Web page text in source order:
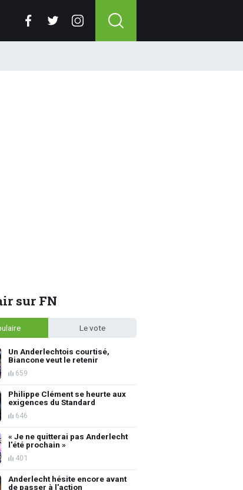
sur FN
Le vote
Un Anderlechtois courtisé,
Biancone veut le retenir
659
Philippe Clément se heurte aux
exigences du Standard
646
« Je ne quitterai pas Anderlecht
l'été prochain »
401
Anderlecht hésite encore avant
de passer à l'action